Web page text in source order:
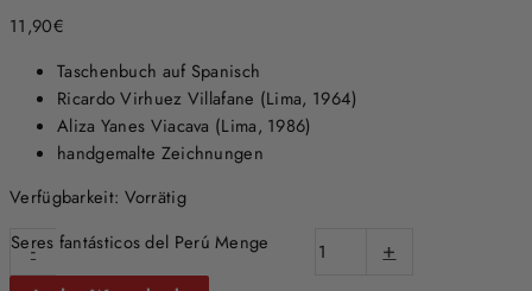
11,90€
Taschenbuch auf Spanisch
Ricardo Virhuez Villafane (Lima, 1964)
Aliza Yanes Viacava (Lima, 1986)
handgemalte Zeichnungen
Verfügbarkeit: Vorrätig
-
Seres fantásticos del Perú Menge +